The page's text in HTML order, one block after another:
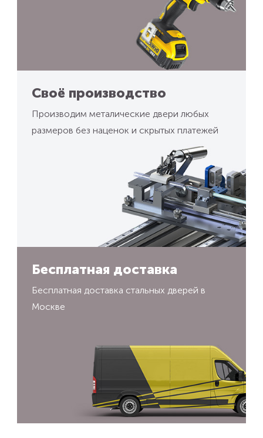
Своё производство
Производим металические двери любых
размеров без наценок и скрытых платежей
Бесплатная доставка
Бесплатная доставка стальных дверей в
Москве